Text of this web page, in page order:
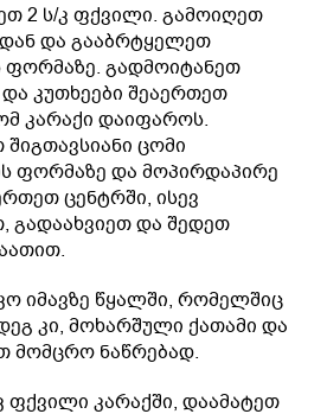
2 ს/კ ფქვილი. გამოიღეთ
და გააბრტყელეთ
გადმოიტანეთ
კუთხეები შეაერთეთ
კარაქი დაიფაროს.
ცომი
ფორმაზე და მოპირდაპირე
ცენტრში, ისევ
გადაახვიეთ და შედეთ
იმავზე წყალში, რომელშიც
კი, მოხარშული ქათამი და
მომცრო ნაწრებად.
ფქვილი კარაქში, დაამატეთ